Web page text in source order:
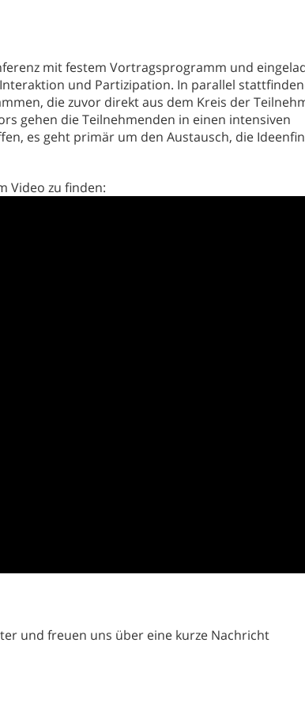
mit festem Vortragsprogramm und
und Partizipation. In parallel
die zuvor direkt aus dem Kreis der
gehen die Teilnehmenden in einen intensiven
es geht primär um den Austausch, die
Video zu finden:
und freuen uns über eine kurze Nachricht